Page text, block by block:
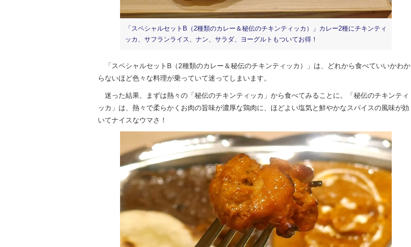
「スペシャルセットB（2種類のカレー＆秘伝のチキンティッカ）」カレー2種にチキンティ
ッカ、サフランライス、ナン、サラダ、ヨーグルトもついてお得！
「スペシャルセットB（2種類のカレー＆秘伝のチキンティッカ）」は、どれから食べていいかわか
らないほど色々な料理が乗っていて迷ってしまいます。
迷った結果、まずは熱々の「秘伝のチキンティッカ」から食べてみることに。「秘伝のチキンティ
ッカ」は、熱々で柔らかくお肉の旨味が濃厚な鶏肉に、ほどよい塩気と鮮やかなスパイスの風味が効
いてナイスなウマさ！